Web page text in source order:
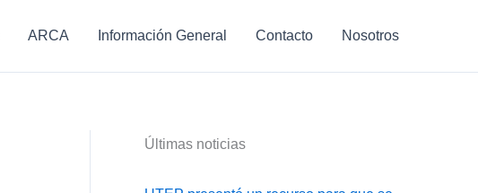
ARCA Información General Contacto Nosotros
Últimas noticias